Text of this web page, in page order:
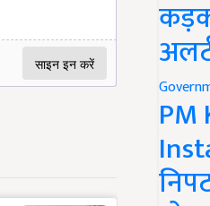
PM